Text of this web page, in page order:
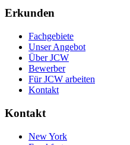
Erkunden
Fachgebiete
Unser Angebot
Über JCW
Bewerber
Für JCW arbeiten
Kontakt
Kontakt
New York